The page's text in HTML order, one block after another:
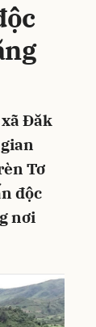
Đăk
Tơ
độc
nơi
Hủy